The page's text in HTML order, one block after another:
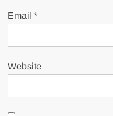
Email*
Website